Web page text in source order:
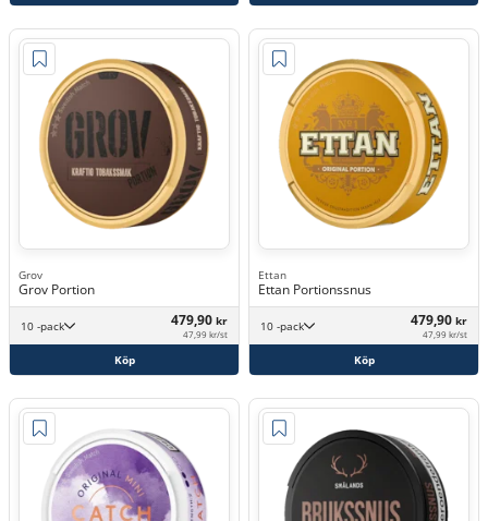
Grov
Grov Portion
10 -pack 479,90 kr
47,99 kr/st
Köp
Ettan
Ettan Portionssnus
10 -pack 479,90 kr
47,99 kr/st
Köp